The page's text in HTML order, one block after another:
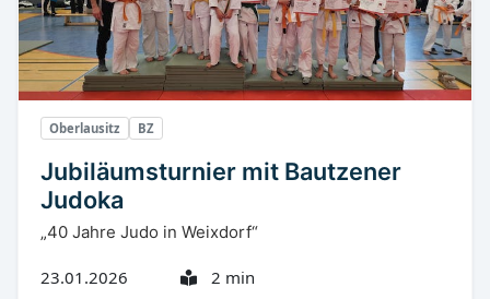
Oberlausitz BZ
Jubiläumsturnier mit Bautzener
Judoka
„40 Jahre Judo in Weixdorf“
23.01.2026 2 min